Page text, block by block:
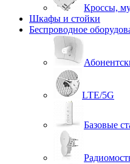
Кроссы,
Шкафы и стойки
Беспроводное
LTE/5G
Базовые